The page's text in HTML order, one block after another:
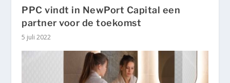
PPC vindt in NewPort Capital een
partner voor de toekomst
5 juli 2022